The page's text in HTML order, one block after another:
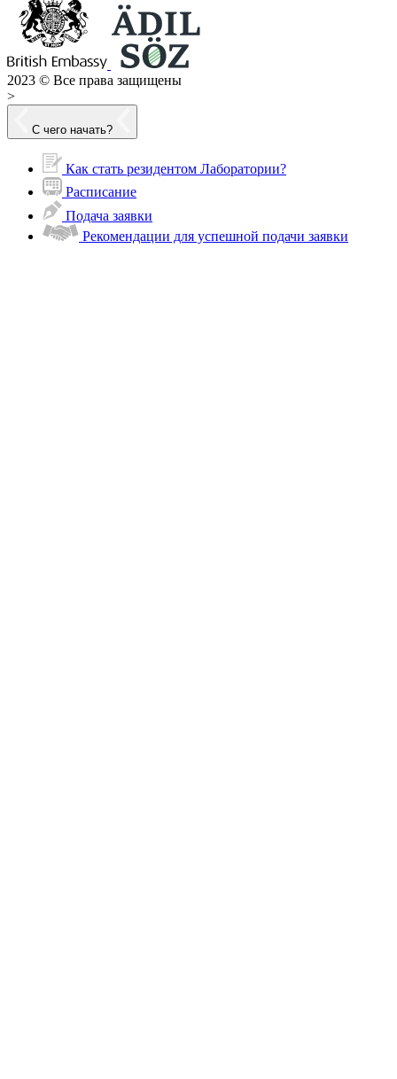
2023 © Все права защищены
>
С чего начать?
Как стать резидентом Лаборатории?
Расписание
Подача заявки
Рекомендации для успешной подачи заявки